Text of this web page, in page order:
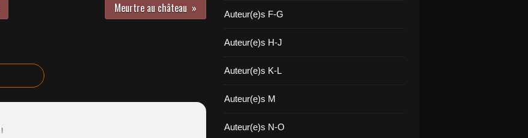
Meurtre au château Auteur(e)s F-G
Auteur(e)s H-J
Auteur(e)s K-L
Auteur(e)s M
Auteur(e)s N-O